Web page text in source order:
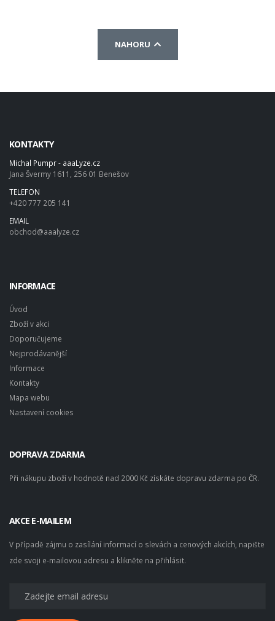
NAHORU
KONTAKTY
Michal Pumpr - aaaLyze.cz
Jana Švermy 1611, 256 01 Benešov
TELEFON
+420 777 205 141
EMAIL
obchod@aaalyze.cz
INFORMACE
Úvod
Zboží v akci
Doporučujeme
Nejprodávanější
Informace
Kontakty
Mapa webu
Nastavení cookies
DOPRAVA ZDARMA
Při nákupu zboží v hodnotě nad 2000 Kč získáte dopravu zdarma po ČR.
AKCE E-MAILEM
V případě zájmu o zasílání informací o slevách a cenových akcích, napište
zde svoji e-mailovou adresu a klikněte na přihlásit.